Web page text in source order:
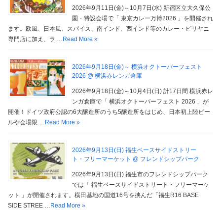
2026年9月11日(金)～10月7日(水) 新宿区立大久保公
園・特設会場で「 東京カレー万博2026 」を開催され
ます。欧風、日本風、スパイス、南インド、西インド等のカレー・ビリヤニ
専門店に加え、ラ … Read More »
2026年9月18日(金)～ 横浜オクトーバーフェスト
2026 @ 横浜赤レンガ倉庫
2026年9月18日(金)～10月4日(日) 計17日間 横浜赤レ
ンガ倉庫で「 横浜オクトーバーフェスト 2026 」が
開催！ドイツ政府公認の6大醸造所のうち5醸造所をはじめ、日本初上陸ビー
ルや会場限 … Read More »
2026年9月13日(日) 福生ベースサイドストリー
ト・フリーマーケット @ フレンドシップパーク
2026年9月13日(日) 福生市のフレンドシップパーク
では「 福生ベースサイドストリート・フリーマーケ
ット 」が開催されます。横田基地の国道16号を挟んだ「福生R16 BASE
SIDE STREE … Read More »